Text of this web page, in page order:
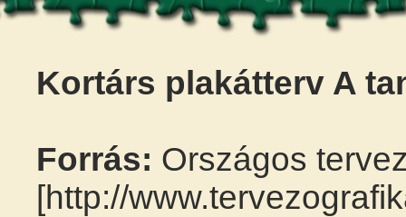
Kortárs plakátterv A
Forrás: Országos
[http://